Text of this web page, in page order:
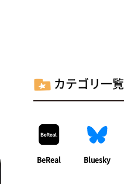
カテゴリ一覧
BeReal Bluesky